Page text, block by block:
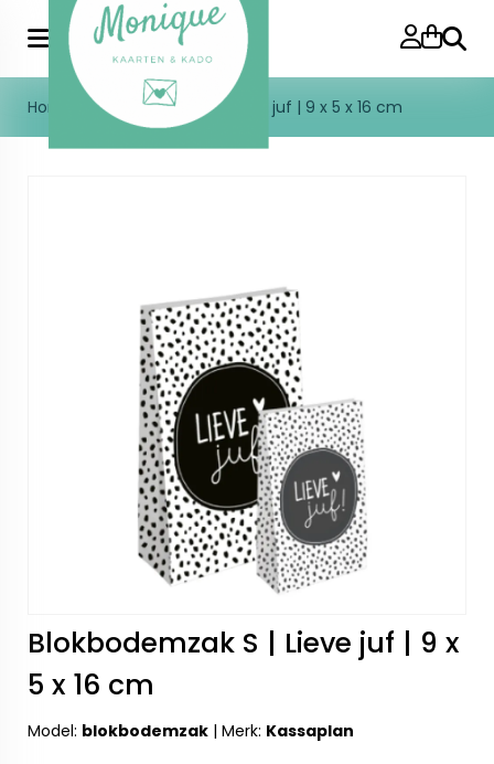
Home Blokbodemzak S | Lieve juf | 9 x 5 x 16 cm
Blokbodemzak S | Lieve juf | 9 x
5 x 16 cm
Model: blokbodemzak | Merk: Kassaplan